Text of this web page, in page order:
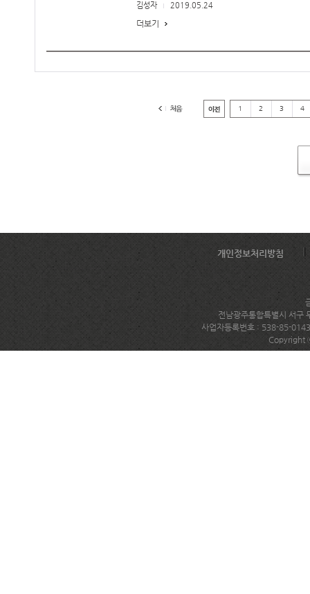
김성자 2019.05.24
더보기
1 2 3 4
개인정보처리방침
전남광주통합특별시 서
사업자등록번호 : 538-85-
Copyright